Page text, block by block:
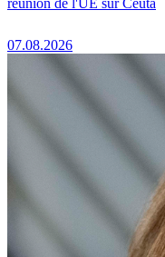
réunion de l'UE sur Ceuta
07.08.2026